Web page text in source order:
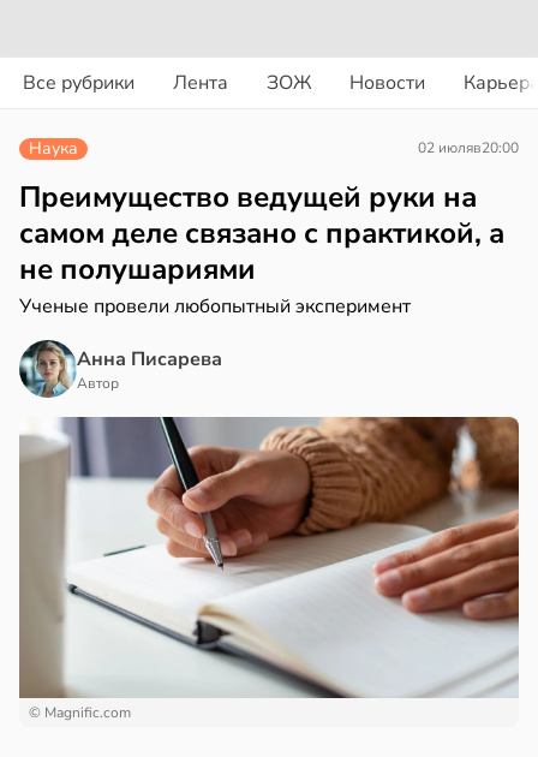
Все рубрики Лента ЗОЖ Новости
в19:49
Наука 02 июляв20:00
Преимущество ведущей руки на
самом деле связано с практикой, а
не полушариями
Ученые провели любопытный эксперимент
Анна Писарева
Автор
© Magnific.com
в 19:27